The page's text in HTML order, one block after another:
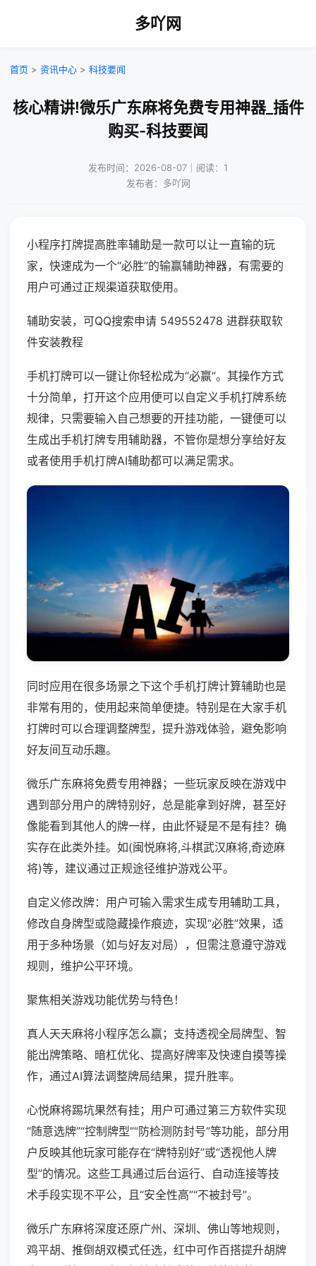
多吖网
首页 > 资讯中心 > 科技要闻
核心精讲!微乐广东麻将免费专用神器_插件
购买-科技要闻
发布时间：2026-08-07｜阅读：1
发布者：多吖网
小程序打牌提高胜率辅助是一款可以让一直输的玩
家，快速成为一个“必胜”的输赢辅助神器，有需要的
用户可通过正规渠道获取使用。
辅助安装，可QQ搜索申请 549552478 进群获取软
件安装教程
手机打牌可以一键让你轻松成为“必赢”。其操作方式
十分简单，打开这个应用便可以自定义手机打牌系统
规律，只需要输入自己想要的开挂功能，一键便可以
生成出手机打牌专用辅助器，不管你是想分享给好友
或者使用手机打牌AI辅助都可以满足需求。
同时应用在很多场景之下这个手机打牌计算辅助也是
非常有用的，使用起来简单便捷。特别是在大家手机
打牌时可以合理调整牌型，提升游戏体验，避免影响
好友间互动乐趣。
微乐广东麻将免费专用神器；一些玩家反映在游戏中
遇到部分用户的牌特别好，总是能拿到好牌，甚至好
像能看到其他人的牌一样，由此怀疑是不是有挂？确
实存在此类外挂。如(闽悦麻将,斗棋武汉麻将,奇迹麻
将)等，建议通过正规途径维护游戏公平。
自定义修改牌：用户可输入需求生成专用辅助工具，
修改自身牌型或隐藏操作痕迹，实现“必胜”效果，适
用于多种场景（如与好友对局），但需注意遵守游戏
规则，维护公平环境。
聚焦相关游戏功能优势与特色！
真人天天麻将小程序怎么赢；支持透视全局牌型、智
能出牌策略、暗杠优化、提高好牌率及快速自摸等操
作，通过AI算法调整牌局结果，提升胜率。
心悦麻将踢坑果然有挂；用户可通过第三方软件实现
“随意选牌”“控制牌型”“防检测防封号”等功能，部分用
户反映其他玩家可能存在“牌特别好”或“透视他人牌
型”的情况。这些工具通过后台运行、自动连接等技
术手段实现不平公，且“安全性高”“不被封号”。
微乐广东麻将深度还原广州、深圳、佛山等地规则，
鸡平胡、推倒胡双模式任选，红中可作百搭提升胡牌